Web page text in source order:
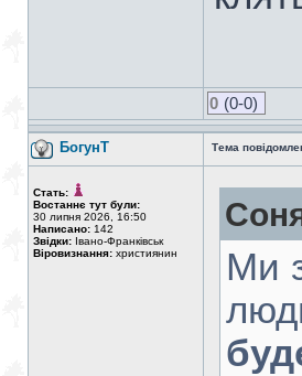
0 (0-0)
БогунТ Тема
Стать:
Востаннє тут були:
30 липня 2026, 16:50
Написано: 142
Звідки: Івано-Франківськ
Віровизнання: християнин
Ми